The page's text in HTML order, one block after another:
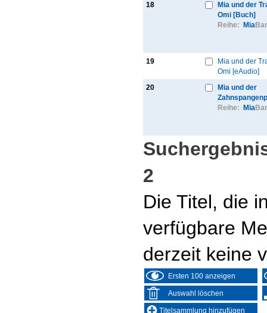
18
Mia und der
Omi [Buch]
Reihe:
Mia
19
Mia und der
Omi [eAudio]
20
Mia und der
Reihe:
Mia
2
Die Titel, die
verfügbare
derzeit keine